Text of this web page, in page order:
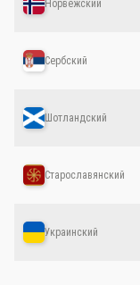
Норвежский
Сербский
Шотландский
Старославянский
Украинский